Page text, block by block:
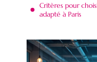
Critères pour
adapté à Paris